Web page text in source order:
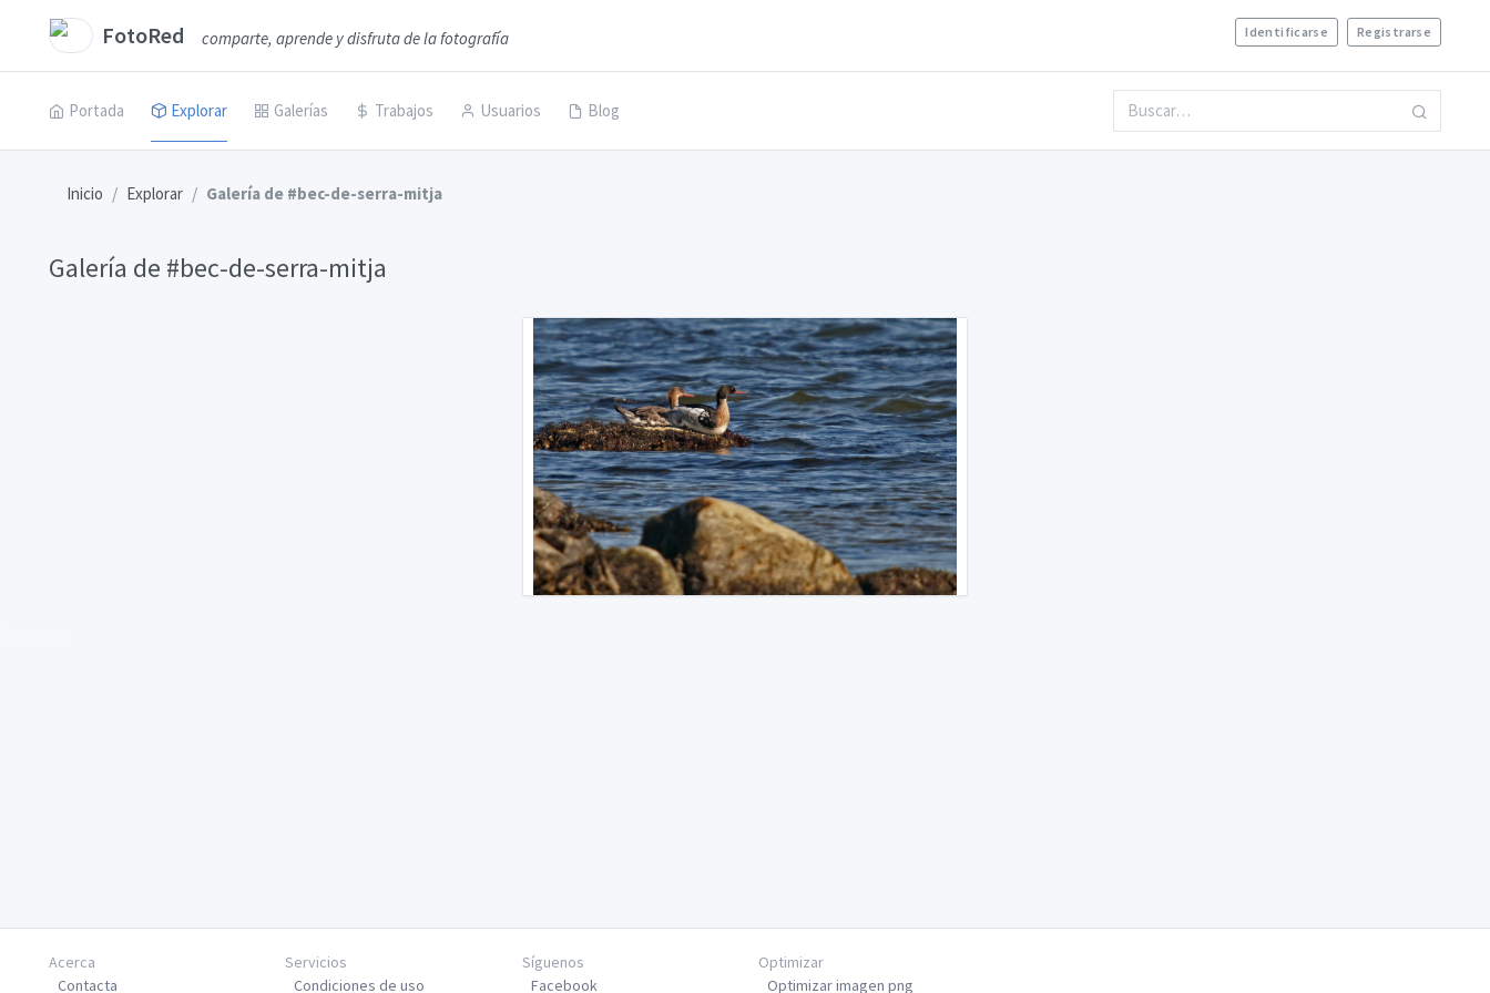
FotoRed comparte, aprende y disfruta de la fotografía Identificarse Registrarse
Portada Explorar Galerías Trabajos Usuarios Blog
Inicio Explorar Galería de #bec-de-serra-mitja
Galería de #bec-de-serra-mitja
Acerca
Contacta
Servicios
Condiciones de uso
Síguenos
Facebook
Optimizar
Optimizar imagen png